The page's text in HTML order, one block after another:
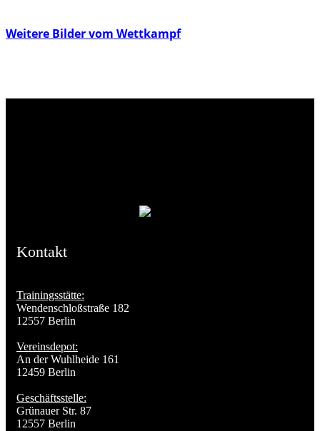
Weitere Bilder vom Wettkampf
Kontakt
Trainingsstätte:
Wendenschloßstraße 182
12557 Berlin
Vereinsdepot:
An der Wuhlheide 161
12459 Berlin
Geschäftsstelle:
Grünauer Str. 87
12557 Berlin